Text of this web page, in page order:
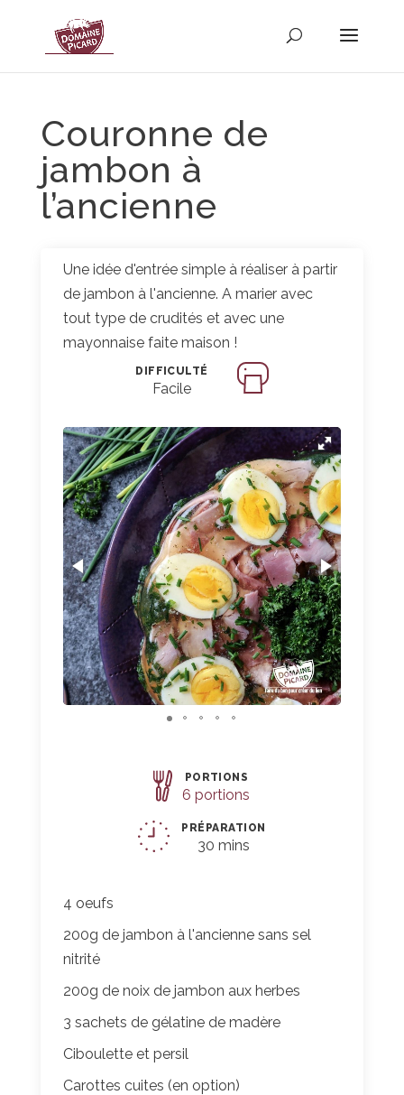
Couronne de
jambon à
l’ancienne
Une idée d'entrée simple à réaliser à partir
de jambon à l'ancienne. A marier avec
tout type de crudités et avec une
mayonnaise faite maison !
DIFFICULTÉ
Facile
PORTIONS
6 portions
PRÉPARATION
30 mins
4 oeufs
200g de jambon à l'ancienne sans sel
nitrité
200g de noix de jambon aux herbes
3 sachets de gélatine de madère
Ciboulette et persil
Carottes cuites (en option)